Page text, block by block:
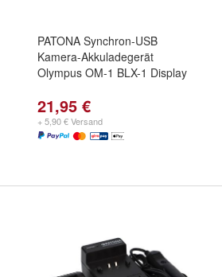
PATONA Synchron-USB
Kamera-Akkuladegerät
Olympus OM-1 BLX-1 Display
21,95 €
+ 5,90 € Versand